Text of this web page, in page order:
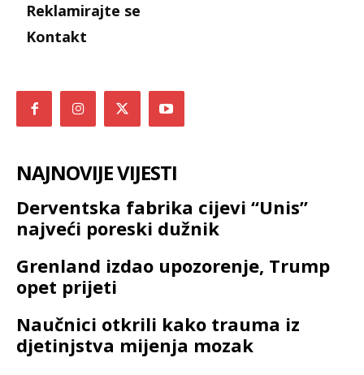
Reklamirajte se
Kontakt
NAJNOVIJE VIJESTI
Derventska fabrika cijevi “Unis”
najveći poreski dužnik
Grenland izdao upozorenje, Trump
opet prijeti
Naučnici otkrili kako trauma iz
djetinjstva mijenja mozak